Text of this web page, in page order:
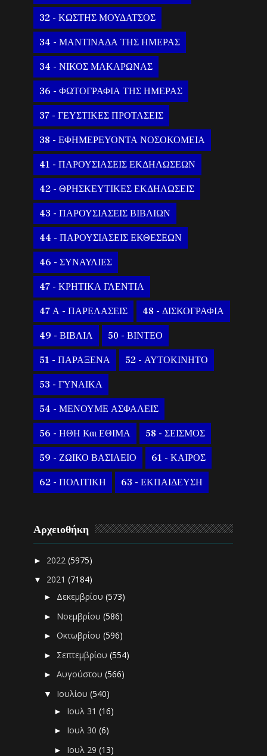
32 - ΚΩΣΤΗΣ ΜΟΥΔΑΤΣΟΣ
34 - ΜΑΝΤΙΝΑΔΑ ΤΗΣ ΗΜΕΡΑΣ
34 - ΝΙΚΟΣ ΜΑΚΑΡΩΝΑΣ
36 - ΦΩΤΟΓΡΑΦΙΑ ΤΗΣ ΗΜΕΡΑΣ
37 - ΓΕΥΣΤΙΚΕΣ ΠΡΟΤΑΣΕΙΣ
38 - ΕΦΗΜΕΡΕΥΟΝΤΑ ΝΟΣΟΚΟΜΕΙΑ
41 - ΠΑΡΟΥΣΙΑΣΕΙΣ ΕΚΔΗΛΩΣΕΩΝ
42 - ΘΡΗΣΚΕΥΤΙΚΕΣ ΕΚΔΗΛΩΣΕΙΣ
43 - ΠΑΡΟΥΣΙΑΣΕΙΣ ΒΙΒΛΙΩΝ
44 - ΠΑΡΟΥΣΙΑΣΕΙΣ ΕΚΘΕΣΕΩΝ
46 - ΣΥΝΑΥΛΙΕΣ
47 - ΚΡΗΤΙΚΑ ΓΛΕΝΤΙΑ
47 Α - ΠΑΡΕΛΑΣΕΙΣ 48 - ΔΙΣΚΟΓΡΑΦΙΑ
49 - ΒΙΒΛΙΑ 50 - ΒΙΝΤΕΟ
51 - ΠΑΡΑΞΕΝΑ 52 - ΑΥΤΟΚΙΝΗΤΟ
53 - ΓΥΝΑΙΚΑ
54 - ΜΕΝΟΥΜΕ ΑΣΦΑΛΕΙΣ
56 - ΗΘΗ Και ΕΘΙΜΑ 58 - ΣΕΙΣΜΟΣ
59 - ΖΩΙΚΟ ΒΑΣΙΛΕΙΟ 61 - ΚΑΙΡΟΣ
62 - ΠΟΛΙΤΙΚΗ 63 - ΕΚΠΑΙΔΕΥΣΗ
Αρχειοθήκη
► 2022(5975)
▼ 2021(7184)
► Δεκεμβρίου(573)
► Νοεμβρίου(586)
►Οκτωβρίου(596)
► Σεπτεμβρίου(554)
►Αυγούστου(566)
▼ Ιουλίου(540)
► Ιουλ 31(16)
► Ιουλ 30(6)
► Ιουλ 29(13)